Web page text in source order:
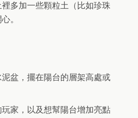
多加一些顆粒土（比如珍珠
。
盆，擺在陽台的層架高處或
家，以及想幫陽台增加亮點